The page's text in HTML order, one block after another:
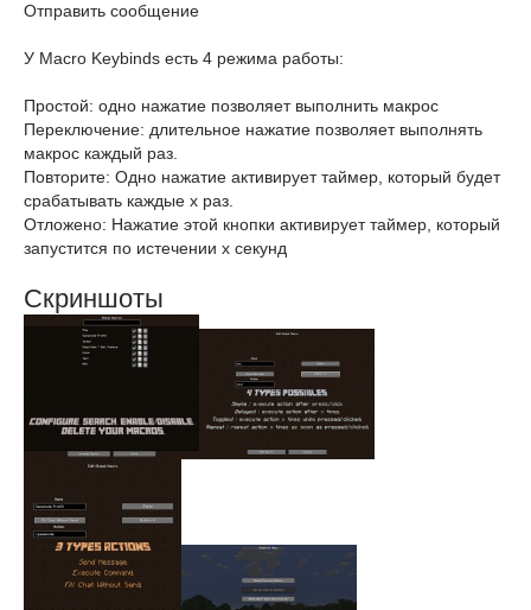
Отправить сообщение
У Macro Keybinds есть 4 режима работы:
Простой: одно нажатие позволяет выполнить макрос
Переключение: длительное нажатие позволяет выполнять
макрос каждый раз.
Повторите: Одно нажатие активирует таймер, который будет
срабатывать каждые x раз.
Отложено: Нажатие этой кнопки активирует таймер, который
запустится по истечении x секунд
Скриншоты